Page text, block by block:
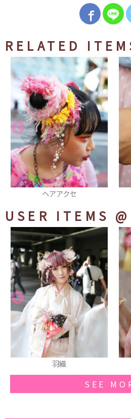
RELATED
ヘアアクセ
USER ITEMS
羽織
SEE